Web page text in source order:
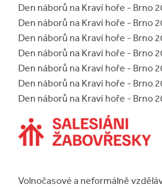
Den náborů na Kraví hoře - Brno
Den náborů na Kraví hoře - Brno
Den náborů na Kraví hoře - Brno
Den náborů na Kraví hoře - Brno
Den náborů na Kraví hoře - Brno
Den náborů na Kraví hoře - Brno
Den náborů na Kraví hoře - Brno
Volnočasové a neformálně